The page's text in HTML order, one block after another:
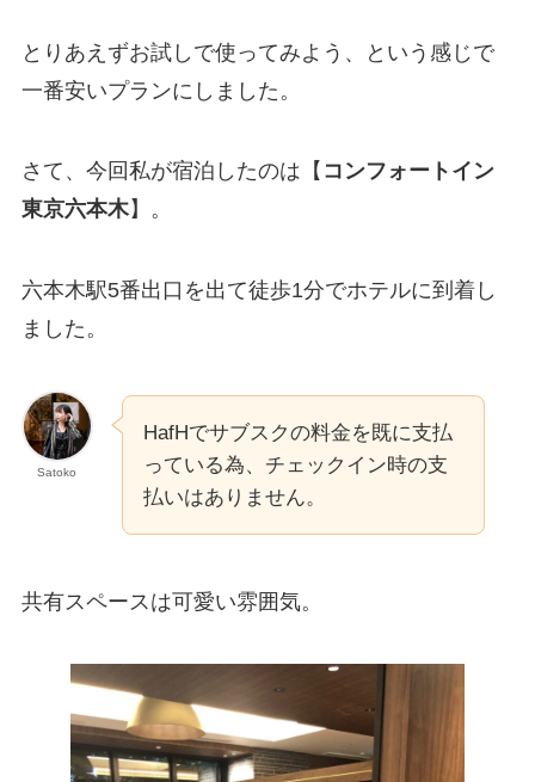
とりあえずお試しで使ってみよう、という感じで
一番安いプランにしました。
さて、今回私が宿泊したのは【 コンフォートイン
東京六本木】。
六本木駅5番出口を出て徒歩1分でホテルに到着し
ました。
Satoko
HafHでサブスクの料金を既に支払
っている為、チェックイン時の支
払いはありません。
共有スペースは可愛い雰囲気。